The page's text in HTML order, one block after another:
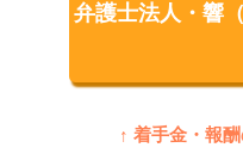
弁護士法人・響
↑ 着手金・報